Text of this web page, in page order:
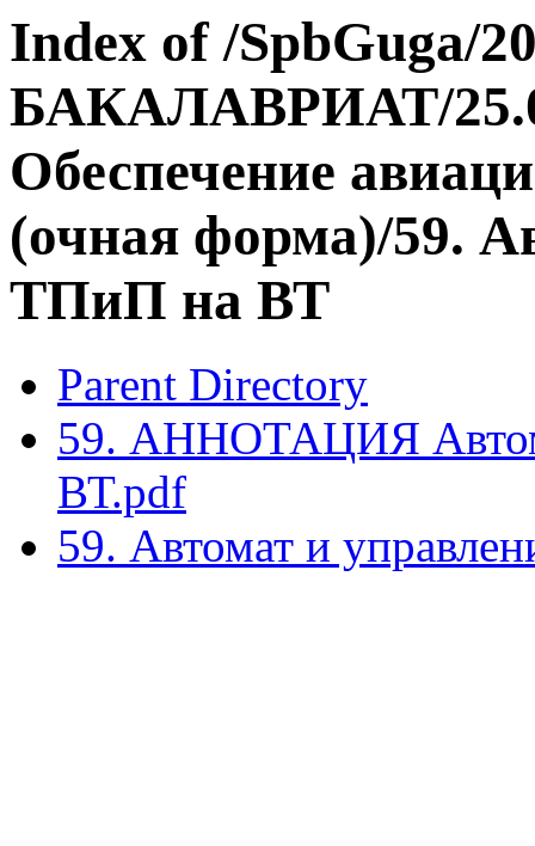
Index of /SpbGuga/
БАКАЛАВРИАТ/
Обеспечение
(очная форма)/59.
ТПиП на ВТ
Parent Directory
59. АННОТАЦИЯ
ВТ.pdf
59. Автомат и